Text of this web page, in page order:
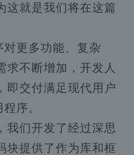
这就是我们将在这篇
更多功能、复杂
求不断增加，开发人
即交付满足现代用户
序。
我们开发了经过深思
块提供了作为库和框